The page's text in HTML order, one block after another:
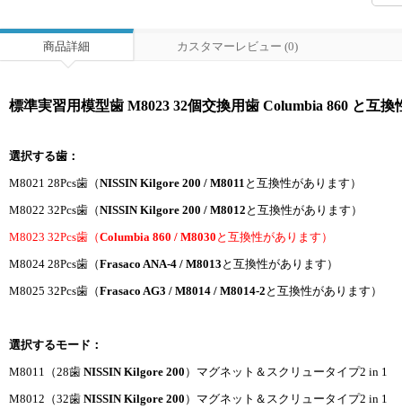
商品詳細 カスタマーレビュー (0)
標準実習用模型歯 M8023 32個交換用歯 Columbia 860 と互換
選択する歯：
M8021 28Pcs歯（NISSIN Kilgore 200 / M8011 と互換性があります）
M8022 32Pcs歯（NISSIN Kilgore 200 / M8012 と互換性があります）
M8023 32Pcs歯（Columbia 860 / M8030 と互換性があります）
M8024 28Pcs歯（Frasaco ANA-4 / M8013 と互換性があります）
M8025 32Pcs歯（Frasaco AG3 / M8014 / M8014-2 と互換性があります）
選択するモード：
M8011（28歯 NISSIN Kilgore 200 ）マグネット＆スクリュータイプ2 in 1
M8012（32歯 NISSIN Kilgore 200 ）マグネット＆スクリュータイプ2 in 1